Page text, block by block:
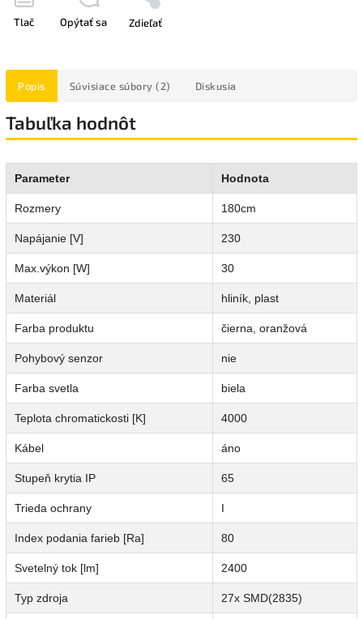
Tlač Opýtať sa Zdieľať
Popis Súvisiace súbory (2) Diskusia
Tabuľka hodnôt
Parameter Hodnota
Rozmery 180cm
Napájanie [V] 230
Max.výkon [W] 30
Materiál hliník, plast
Farba produktu čierna, oranžová
Pohybový senzor nie
Farba svetla biela
Teplota chromatickosti [K] 4000
Kábel áno
Stupeň krytia IP 65
Trieda ochrany I
Index podania farieb [Ra] 80
Svetelný tok [lm] 2400
Typ zdroja 27x SMD(2835)